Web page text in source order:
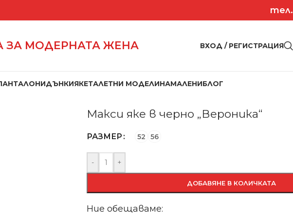
тел.
ЗА МОДЕРНАТА ЖЕНА ВХОД / РЕГИСТРАЦИЯ
ДЪНКИЯКЕТАЛЕТНИ МОДЕЛИНАМАЛЕНИБЛОГ
Макси яке в черно „Вероника“
РАЗМЕР 52 56
- +
ДОБАВЯНЕ В КОЛИЧКАТА
Ние обещаваме: